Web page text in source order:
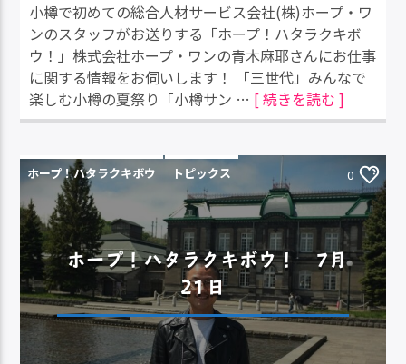
小樽で初めての総合人材サービス会社(株)ホープ・ワ
ンのスタッフがお送りする「ホープ！ハタラクキボ
ウ！」株式会社ホープ・ワンの青木麻耶さんにお仕事
に関する情報をお伺いします！ 「三世代」みんなで
楽しむ小樽の夏祭り「小樽サン … [ 続きを読む ]
ホープ！ハタラクキボウ トピックス 0
ホープ！ハタラクキボウ！ 7月
21日